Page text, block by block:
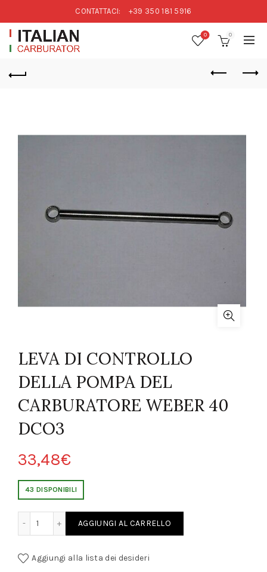
CONTATTACI: +39 350 181 5916
0 0
LEVA DI CONTROLLO
DELLA POMPA DEL
CARBURATORE WEBER 40
DCO3
33,48€
43 DISPONIBILI
AGGIUNGI AL CARRELLO
Aggiungi alla lista dei desideri